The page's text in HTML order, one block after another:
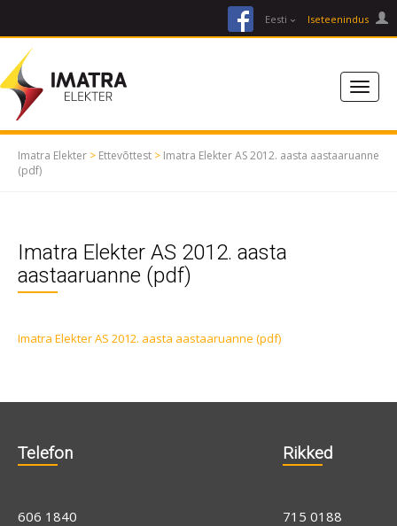
facebookEesti Iseteenindus
Imatra Elekter > Ettevõttest > Imatra Elekter AS 2012. aasta aastaaruanne
(pdf)
Imatra Elekter AS 2012. aasta
aastaaruanne (pdf)
Imatra Elekter AS 2012. aasta aastaaruanne (pdf)
Telefon Rikked
606 1840
715 0188